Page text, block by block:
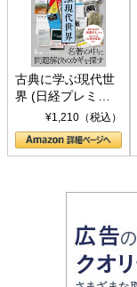
古典に学ぶ現代世
界 (日経プレミア
シリーズ)¥1,210（税込）